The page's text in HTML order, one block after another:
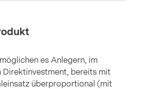
es Anlegern, im
Direktinvestment, bereits mit
überproportional (mit